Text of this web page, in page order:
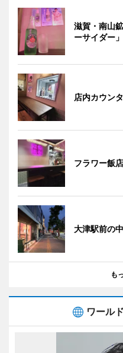
滋賀・南山
ーサイダー」
店内カウン
フラワー飯
大津駅前の
も
ワール